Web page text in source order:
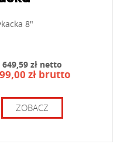
8"
649,59 zł netto
zł brutto
ZOBACZ